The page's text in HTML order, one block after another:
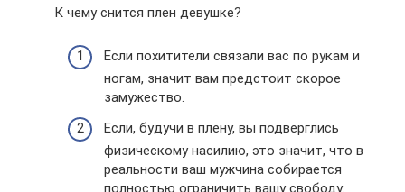
К чему снится плен девушке?
Если похитители связали вас по рукам и
ногам, значит вам предстоит скорое
замужество.
Если, будучи в плену, вы подверглись
физическому насилию, это значит, что в
реальности ваш мужчина собирается
полностью ограничить вашу свободу.